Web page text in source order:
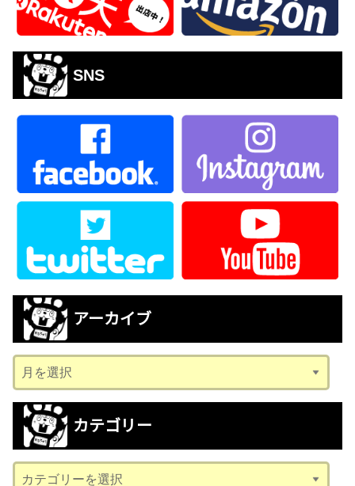
SNS
アーカイブ
ー
カ
ブ
カテゴリー